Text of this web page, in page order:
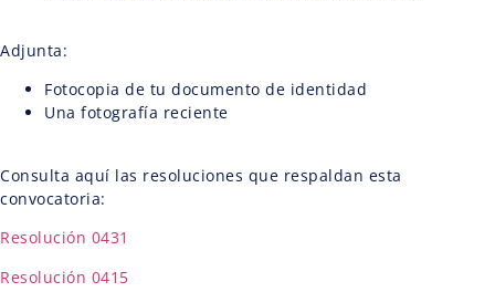
Adjunta:
Fotocopia de tu documento de identidad
Una fotografía reciente
Consulta aquí las resoluciones que respaldan esta
convocatoria:
Resolución 0431
Resolución 0415